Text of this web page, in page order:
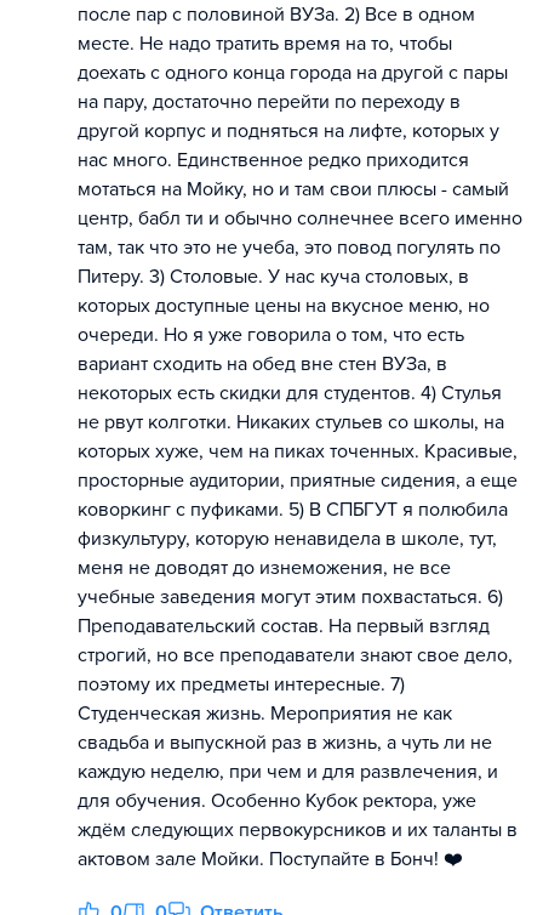
после пар с половиной ВУЗа. 2) Все в одном
месте. Не надо тратить время на то, чтобы
доехать с одного конца города на другой с пары
на пару, достаточно перейти по переходу в
другой корпус и подняться на лифте, которых у
нас много. Единственное редко приходится
мотаться на Мойку, но и там свои плюсы - самый
центр, бабл ти и обычно солнечнее всего именно
там, так что это не учеба, это повод погулять по
Питеру. 3) Столовые. У нас куча столовых, в
которых доступные цены на вкусное меню, но
очереди. Но я уже говорила о том, что есть
вариант сходить на обед вне стен ВУЗа, в
некоторых есть скидки для студентов. 4) Стулья
не рвут колготки. Никаких стульев со школы, на
которых хуже, чем на пиках точенных. Красивые,
просторные аудитории, приятные сидения, а еще
коворкинг с пуфиками. 5) В СПБГУТ я полюбила
физкультуру, которую ненавидела в школе, тут,
меня не доводят до изнеможения, не все
учебные заведения могут этим похвастаться. 6)
Преподавательский состав. На первый взгляд
строгий, но все преподаватели знают свое дело,
поэтому их предметы интересные. 7)
Студенческая жизнь. Мероприятия не как
свадьба и выпускной раз в жизнь, а чуть ли не
каждую неделю, при чем и для развлечения, и
для обучения. Особенно Кубок ректора, уже
ждём следующих первокурсников и их таланты в
актовом зале Мойки. Поступайте в Бонч! ❤️